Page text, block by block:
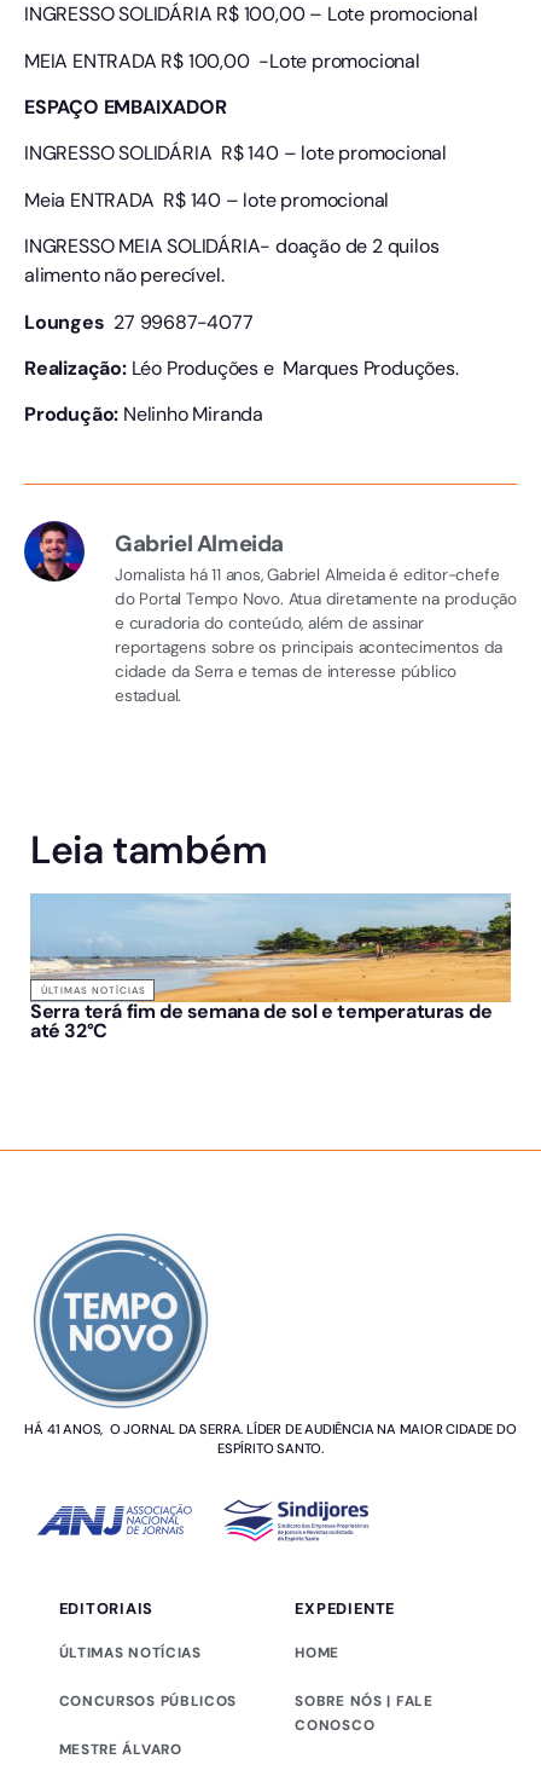
INGRESSO SOLIDÁRIA R$ 100,00 – Lote promocional
MEIA ENTRADA R$ 100,00 -Lote promocional
ESPAÇO EMBAIXADOR
INGRESSO SOLIDÁRIA R$ 140 – lote promocional
Meia ENTRADA R$ 140 – lote promocional
INGRESSO MEIA SOLIDÁRIA- doação de 2 quilos
alimento não perecível.
Lounges 27 99687-4077
Realização:Léo Produções e Marques Produções.
Produção: Nelinho Miranda
Gabriel Almeida
Jornalista há 11 anos, Gabriel Almeida é editor-chefe
do Portal Tempo Novo. Atua diretamente na produção
e curadoria do conteúdo, além de assinar
reportagens sobre os principais acontecimentos da
cidade da Serra e temas de interesse público
estadual.
Leia também
ÚLTIMAS NOTÍCIAS
Serra terá fim de semana de sol e temperaturas de
até 32°C
HÁ 41 ANOS, O JORNAL DA SERRA. LÍDER DE AUDIÊNCIA NA MAIOR CIDADE DO
ESPÍRITO SANTO.
EDITORIAIS
ÚLTIMAS NOTÍCIAS
CONCURSOS PÚBLICOS
MESTRE ÁLVARO
EXPEDIENTE
HOME
SOBRE NÓS | FALE
CONOSCO